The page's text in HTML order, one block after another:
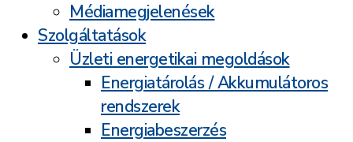
Médiamegjelenések
Szolgáltatások
Üzleti energetikai megoldások
Energiatárolás / Akkumulátoros
rendszerek
Energiabeszerzés